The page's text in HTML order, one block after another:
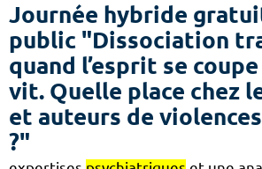
Journée hybride
public "Dissociation
quand l’esprit se coupe
vit. Quelle place chez
et auteurs de
?"